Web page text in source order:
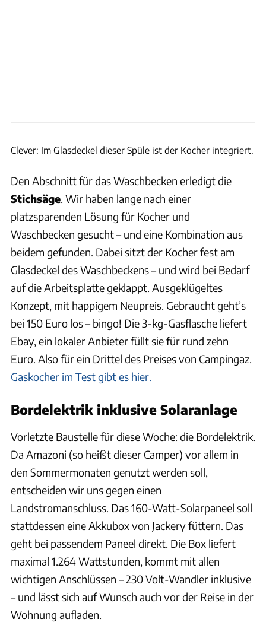
Clever: Im Glasdeckel dieser Spüle ist der Kocher integriert.
Den Abschnitt für das Waschbecken erledigt die
Stichsäge. Wir haben lange nach einer
platzsparenden Lösung für Kocher und
Waschbecken gesucht – und eine Kombination aus
beidem gefunden. Dabei sitzt der Kocher fest am
Glasdeckel des Waschbeckens – und wird bei Bedarf
auf die Arbeitsplatte geklappt. Ausgeklügeltes
Konzept, mit happigem Neupreis. Gebraucht geht’s
bei 150 Euro los – bingo! Die 3-kg-Gasflasche liefert
Ebay, ein lokaler Anbieter füllt sie für rund zehn
Euro. Also für ein Drittel des Preises von Campingaz.
Gaskocher im Test gibt es hier.
Bordelektrik inklusive Solaranlage
Vorletzte Baustelle für diese Woche: die Bordelektrik.
Da Amazoni (so heißt dieser Camper) vor allem in
den Sommermonaten genutzt werden soll,
entscheiden wir uns gegen einen
Landstromanschluss. Das 160-Watt-Solarpaneel soll
stattdessen eine Akkubox von Jackery füttern. Das
geht bei passendem Paneel direkt. Die Box liefert
maximal 1.264 Wattstunden, kommt mit allen
wichtigen Anschlüssen – 230 Volt-Wandler inklusive
– und lässt sich auf Wunsch auch vor der Reise in der
Wohnung aufladen.